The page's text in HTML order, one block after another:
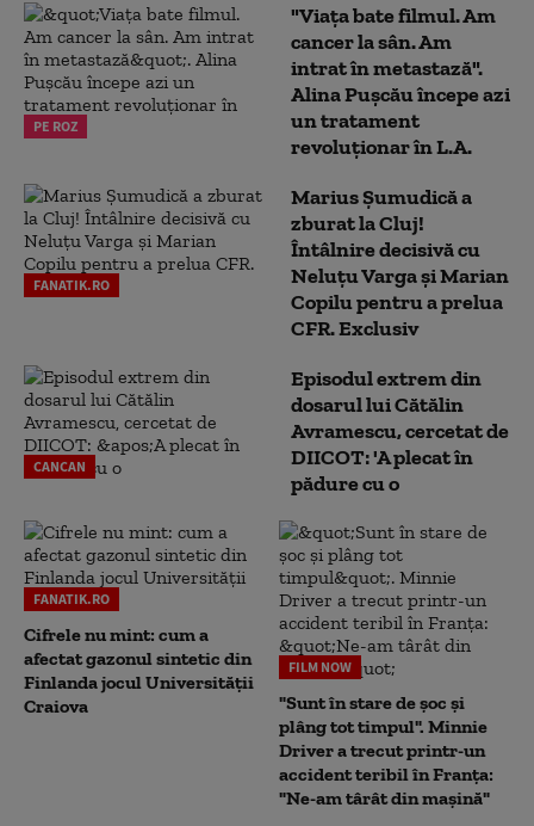
PE ROZ
"Viața bate filmul. Am
cancer la sân. Am
intrat în metastază".
Alina Pușcău începe azi
un tratament
revoluționar în L.A.
FANATIK.RO
Marius Şumudică a
zburat la Cluj!
Întâlnire decisivă cu
Neluţu Varga şi Marian
Copilu pentru a prelua
CFR. Exclusiv
CANCAN
Episodul extrem din
dosarul lui Cătălin
Avramescu, cercetat de
DIICOT: 'A plecat în
pădure cu o
FANATIK.RO
Cifrele nu mint: cum a
afectat gazonul sintetic din
Finlanda jocul Universității
Craiova
FILM NOW
"Sunt în stare de șoc și
plâng tot timpul". Minnie
Driver a trecut printr-un
accident teribil în Franța:
"Ne-am târât din mașină"